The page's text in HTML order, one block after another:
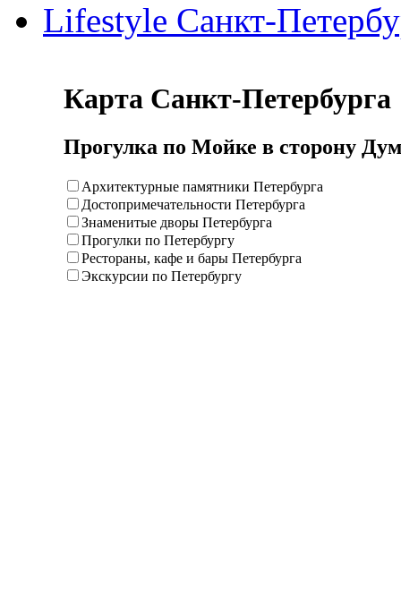
Lifestyle Санкт-
Карта Санкт-Петербурга
Прогулка по Мойке в сторону
Архитектурные памятники Петербурга
Достопримечательности Петербурга
Знаменитые дворы Петербурга
Прогулки по Петербургу
Рестораны, кафе и бары Петербурга
Экскурсии по Петербургу